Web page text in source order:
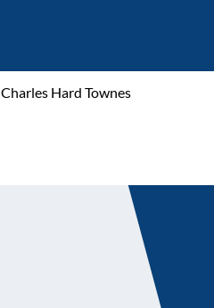
Charles Hard Townes